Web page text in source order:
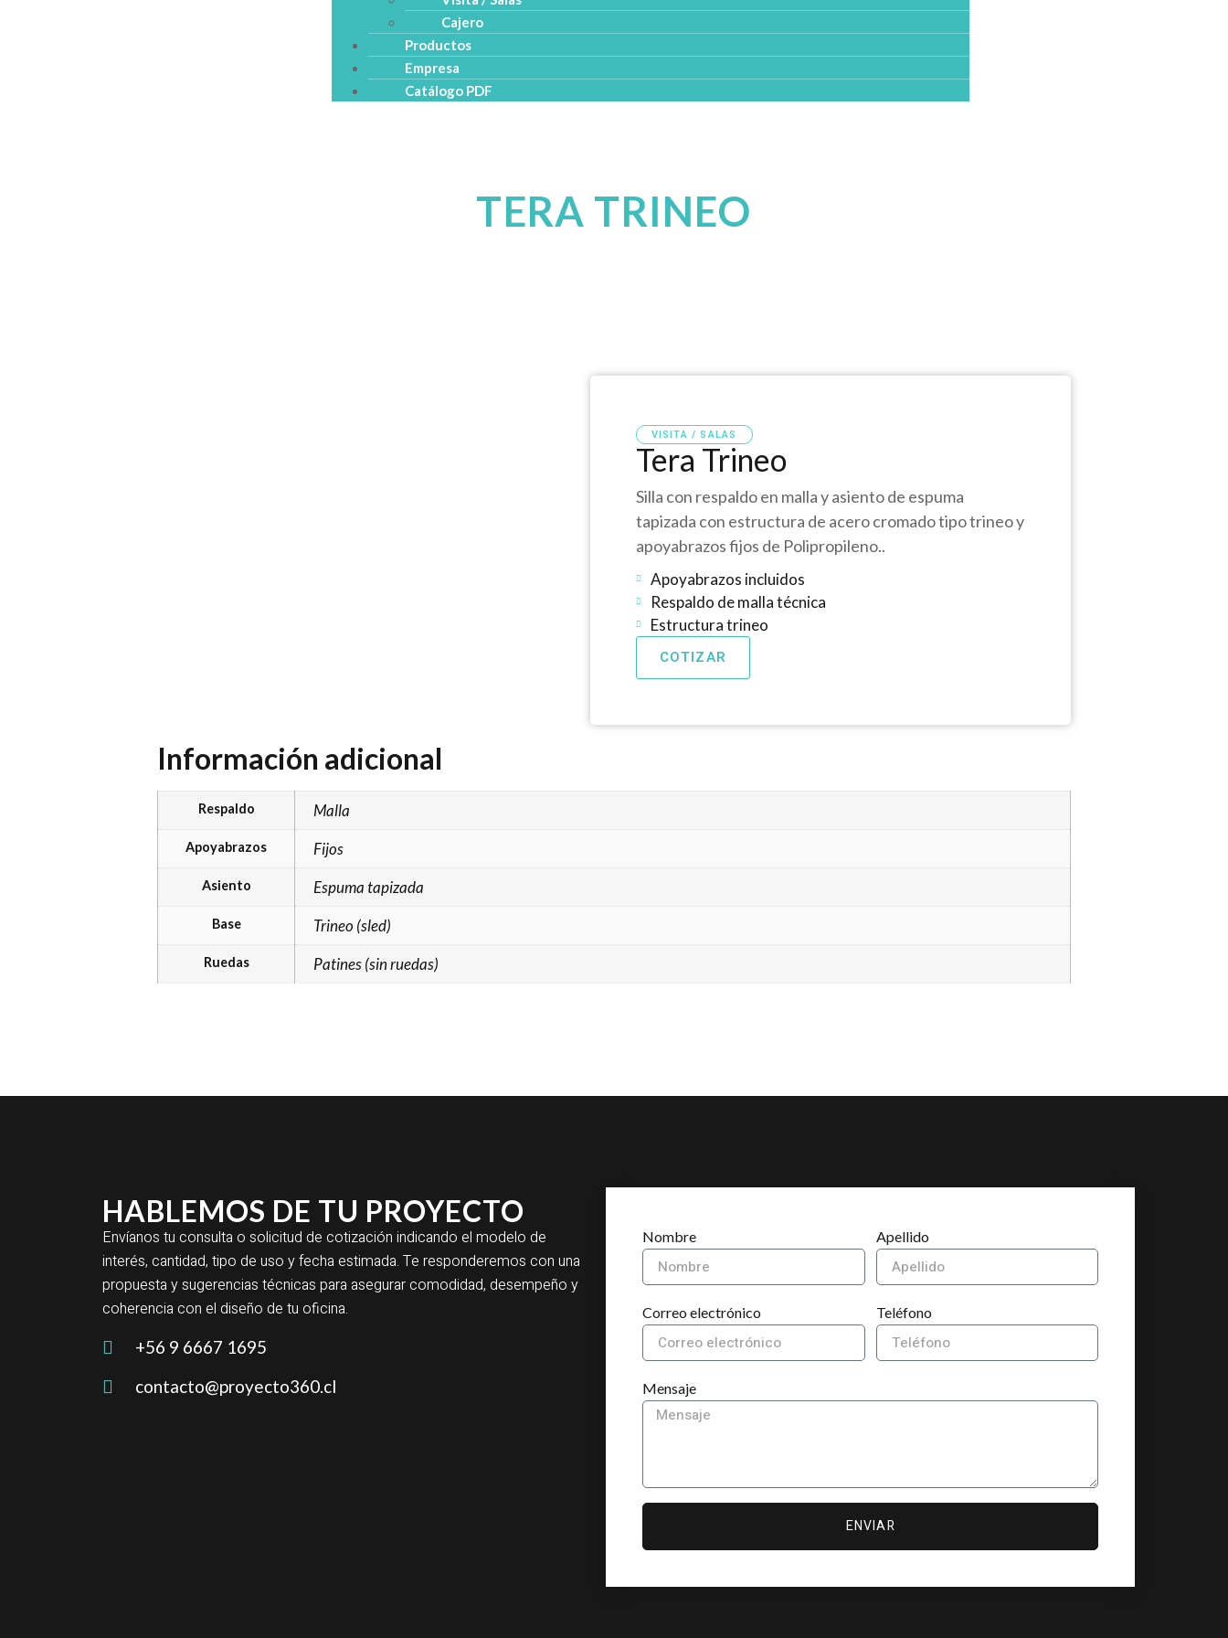
Cajero
Productos
Empresa
Catálogo PDF
TERA TRINEO
VISITA / SALAS
Tera Trineo
Silla con respaldo en malla y asiento de espuma
tapizada con estructura de acero cromado tipo trineo y
apoyabrazos fijos de Polipropileno..
Apoyabrazos incluidos
Respaldo de malla técnica
Estructura trineo
COTIZAR
Información adicional
Respaldo Malla
Apoyabrazos Fijos
Asiento Espuma tapizada
Base Trineo (sled)
Ruedas Patines (sin ruedas)
HABLEMOS DE TU PROYECTO
Envíanos tu consulta o solicitud de cotización indicando el modelo de
interés, cantidad, tipo de uso y fecha estimada. Te responderemos con una
propuesta y sugerencias técnicas para asegurar comodidad, desempeño y
coherencia con el diseño de tu oficina.
+56 9 6667 1695
contacto@proyecto360.cl
Nombre Apellido
Correo electrónico Teléfono
Mensaje
ENVIAR